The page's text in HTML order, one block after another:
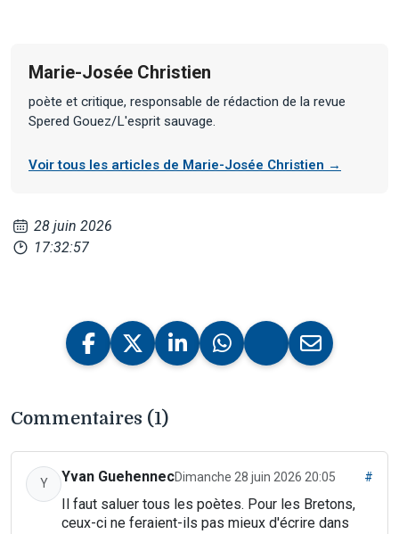
Marie-Josée Christien
poète et critique, responsable de rédaction de la revue
Spered Gouez/L'esprit sauvage.
Voir tous les articles de Marie-Josée Christien →
28 juin 2026
17:32:57
Commentaires (1)
Y Yvan GuehennecDimanche 28 juin 2026 20:05 #
Il faut saluer tous les poètes. Pour les Bretons,
ceux-ci ne feraient-ils pas mieux d'écrire dans